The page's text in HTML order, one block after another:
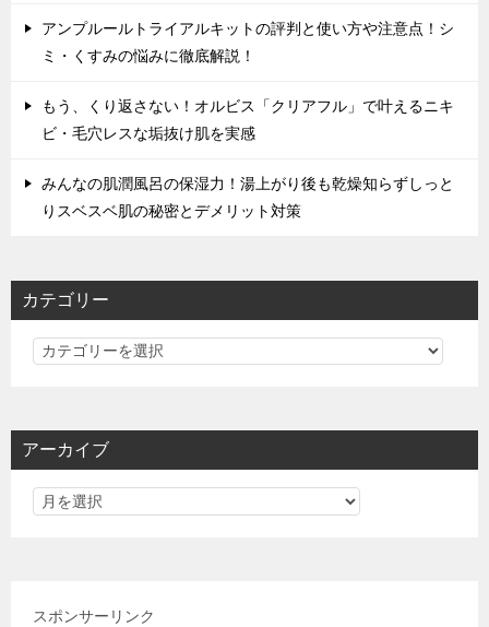
アンプルールトライアルキットの評判と使い方や注意点！シ
ミ・くすみの悩みに徹底解説！
もう、くり返さない！オルビス「クリアフル」で叶えるニキ
ビ・毛穴レスな垢抜け肌を実感
みんなの肌潤風呂の保湿力！湯上がり後も乾燥知らずしっと
りスベスベ肌の秘密とデメリット対策
カテゴリー
カ
リ
アーカイブ
スポンサーリンク